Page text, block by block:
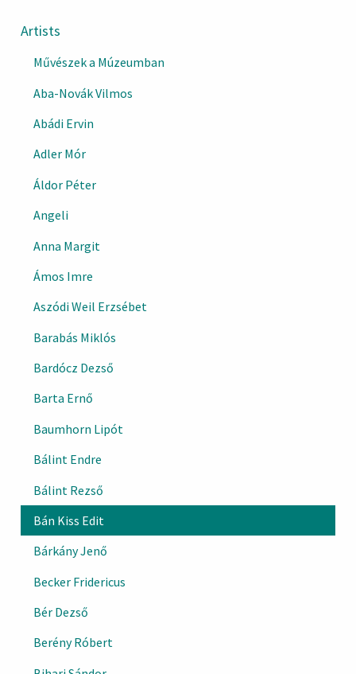
Artists
Művészek a Múzeumban
Aba-Novák Vilmos
Abádi Ervin
Adler Mór
Áldor Péter
Angeli
Anna Margit
Ámos Imre
Aszódi Weil Erzsébet
Barabás Miklós
Bardócz Dezső
Barta Ernő
Baumhorn Lipót
Bálint Endre
Bálint Rezső
Bán Kiss Edit
Bárkány Jenő
Becker Fridericus
Bér Dezső
Berény Róbert